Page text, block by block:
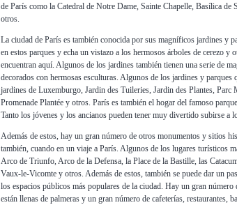
de París como la Catedral de Notre Dame, Sainte Chapelle, Basílica de
otros.
La ciudad de París es también conocida por sus magníficos jardines y
en estos parques y echa un vistazo a los hermosos árboles de cerezo y
encuentran aquí. Algunos de los jardines también tienen una serie de
decorados con hermosas esculturas. Algunos de los jardines y parques
jardines de Luxemburgo, Jardin des Tuileries, Jardin des Plantes,
Promenade Plantée y otros. París es también el hogar del famoso
Tanto los jóvenes y los ancianos pueden tener muy divertido subirse a
Además de estos, hay un gran número de otros monumentos y sitios
también, cuando en un viaje a París. Algunos de los lugares turísticos
Arco de Triunfo, Arco de la Defensa, la Place de la Bastille, las
Vaux-le-Vicomte y otros. Además de estos, también se puede dar un
los espacios públicos más populares de la ciudad. Hay un gran número
están llenas de palmeras y un gran número de cafeterías, restaurantes,